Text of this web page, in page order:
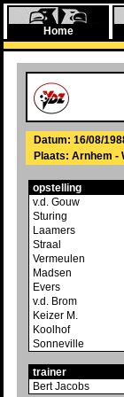
Home
Datum: 16/08/
Plaats: Arnhem -
opstelling
v.d. Gouw
Sturing
Laamers
Straal
Vermeulen
Madsen
Evers
v.d. Brom
Keizer M.
Koolhof
Sonneville
trainer
Bert Jacobs